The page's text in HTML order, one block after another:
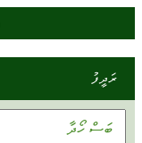
ރަދީފު